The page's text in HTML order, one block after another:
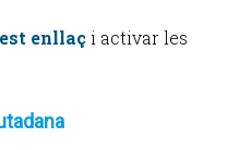
enllaç i activar les